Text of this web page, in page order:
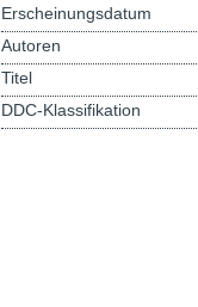
Erscheinungsdatum
Autoren
Titel
DDC-Klassifikation